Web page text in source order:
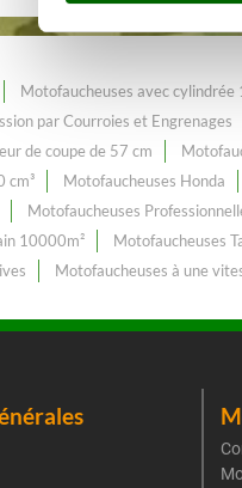
Motofaucheuses avec cylindrée
par Courroies et Engrenages
de coupe de 57 cm
cm³
Motofaucheuses Honda
Motofaucheuses
10000m²
Motofaucheuses
Motofaucheuses à une